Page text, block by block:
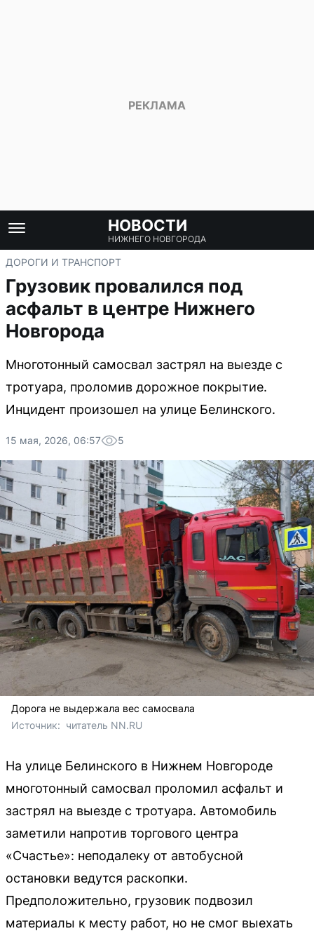
НОВОСТИ
НИЖНЕГО НОВГОРОДА
ДОРОГИ И ТРАНСПОРТ
Грузовик провалился под
асфальт в центре Нижнего
Новгорода
Многотонный самосвал застрял на выезде с
тротуара, проломив дорожное покрытие.
Инцидент произошел на улице Белинского.
15 мая, 2026, 06:57 5
Дорога не выдержала вес самосвала
Источник: читатель NN.RU
На улице Белинского в Нижнем Новгороде
многотонный самосвал проломил асфальт и
застрял на выезде с тротуара. Автомобиль
заметили напротив торгового центра
«Счастье»: неподалеку от автобусной
остановки ведутся раскопки.
Предположительно, грузовик подвозил
материалы к месту работ, но не смог выехать